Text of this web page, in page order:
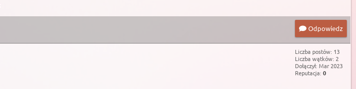
Odpowiedz
Liczba postów: 13
Liczba wątków: 2
Dołączył: Mar 2023
Reputacja: 0